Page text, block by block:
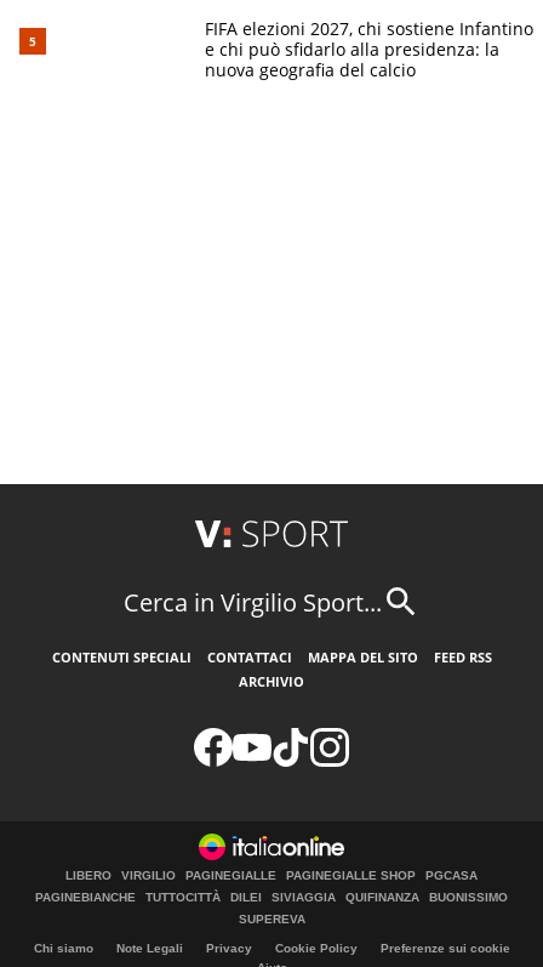
FIFA elezioni 2027, chi sostiene Infantino
e chi può sfidarlo alla presidenza: la
nuova geografia del calcio
Cerca in Virgilio Sport...
CONTENUTI SPECIALI CONTATTACI MAPPA DEL SITO
FEED RSS
ARCHIVIO
LIBERO VIRGILIO PAGINEGIALLE PAGINEGIALLE SHOP
PGCASA
PAGINEBIANCHE
TUTTOCITTÀ DILEI SIVIAGGIA QUIFINANZA
BUONISSIMO
SUPEREVA
Chi siamo Note Legali Privacy Cookie Policy
Preferenze sui cookie